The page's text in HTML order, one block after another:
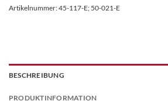
Artikelnummer:45-117-E; 50-021-E
BESCHREIBUNG
PRODUKTINFORMATION